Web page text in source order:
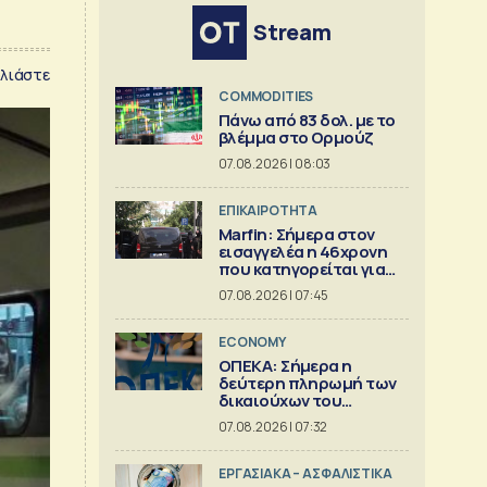
Stream
COMMODITIES
Πάνω από 83 δολ. με το
βλέμμα στο Ορμούζ
07.08.2026 | 08:03
ΕΠΙΚΑΙΡΟΤΗΤΑ
Marfin: Σήμερα στον
εισαγγελέα η 46χρονη
που κατηγορείται για
την φονική επίθεση
07.08.2026 | 07:45
ECONOMY
ΟΠΕΚΑ: Σήμερα η
δεύτερη πληρωμή των
δικαιούχων του
Λογαριασμού Αγροτικής
Εστίας
07.08.2026 | 07:32
ΕΡΓΑΣΙΑΚΑ – ΑΣΦΑΛΙΣΤΙΚΑ